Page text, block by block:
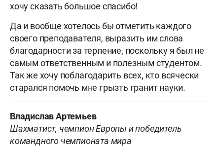
хочу сказать большое спасибо!
Да и вообще хотелось бы отметить каждого
своего преподавателя, выразить им слова
благодарности за терпение, поскольку я был не
самым ответственным и полезным студентом.
Так же хочу поблагодарить всех, кто всячески
старался помочь мне грызть гранит науки.
Владислав Артемьев
Шахматист, чемпион Европы и победитель
командного чемпионата мира